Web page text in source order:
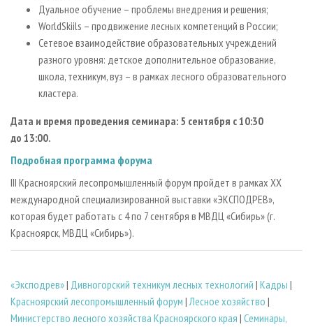
Дуальное обучение – проблемы внедрения и решения;
WorldSkiils – продвижение лесных компетенций в России;
Сетевое взаимодействие образовательных учреждений
разного уровня: детское дополнительное образование,
школа, техникум, вуз – в рамках лесного образовательного
кластера.
Дата и время проведения семинара: 5 сентября с 10:30
до 13:00.
Подробная программа форума
III Красноярский лесопромышленный форум пройдет в рамках ХХ
международной специализированной выставки «ЭКСПОДРЕВ»,
которая будет работать с 4 по 7 сентября в МВДЦ «Сибирь» (г.
Красноярск, МВДЦ «Сибирь»).
«Эксподрев»| Дивногорский техникум лесных технологий | Кадры |
Красноярский лесопромышленный форум |Лесное хозяйство |
Министерство лесного хозяйства Красноярского края | Семинары,